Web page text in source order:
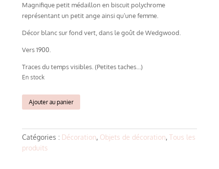
Magnifique petit médaillon en biscuit polychrome
représentant un petit ange ainsi qu’une femme.
Décor blanc sur fond vert, dans le goût de Wedgwood.
Vers 1900.
Traces du temps visibles. (Petites taches…)
En stock
quantité
de
médaillon
en
biscuit
Ajouter au panier
Catégories : Décoration, Objets de décoration, Tous les
produits